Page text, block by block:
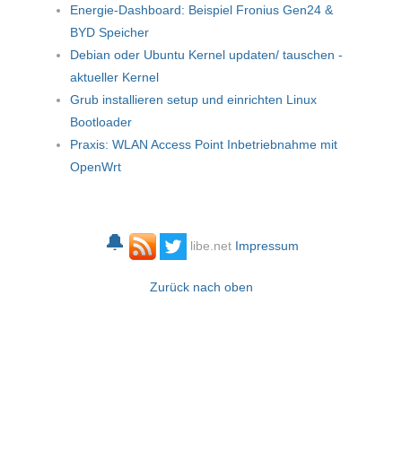
Energie-Dashboard: Beispiel Fronius Gen24 &
BYD Speicher
Debian oder Ubuntu Kernel updaten/ tauschen -
aktueller Kernel
Grub installieren setup und einrichten Linux
Bootloader
Praxis: WLAN Access Point Inbetriebnahme mit
OpenWrt
🔔 libe.net Impressum
Zurück nach oben